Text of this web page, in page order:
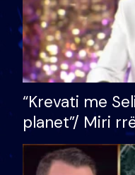
“Krevati me
planet”/ Miri
bukura në
mungojë zilja